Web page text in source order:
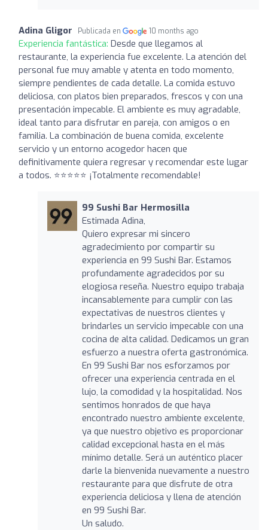
Adina Gligor Publicada en 10 months ago
Experiencia fantástica: Desde que llegamos al
restaurante, la experiencia fue excelente. La atención del
personal fue muy amable y atenta en todo momento,
siempre pendientes de cada detalle. La comida estuvo
deliciosa, con platos bien preparados, frescos y con una
presentación impecable. El ambiente es muy agradable,
ideal tanto para disfrutar en pareja, con amigos o en
familia. La combinación de buena comida, excelente
servicio y un entorno acogedor hacen que
definitivamente quiera regresar y recomendar este lugar
a todos. ⭐️⭐️⭐️⭐️⭐️ ¡Totalmente recomendable!
99 Sushi Bar Hermosilla
Estimada Adina,
Quiero expresar mi sincero
agradecimiento por compartir su
experiencia en 99 Sushi Bar. Estamos
profundamente agradecidos por su
elogiosa reseña. Nuestro equipo trabaja
incansablemente para cumplir con las
expectativas de nuestros clientes y
brindarles un servicio impecable con una
cocina de alta calidad. Dedicamos un gran
esfuerzo a nuestra oferta gastronómica.
En 99 Sushi Bar nos esforzamos por
ofrecer una experiencia centrada en el
lujo, la comodidad y la hospitalidad. Nos
sentimos honrados de que haya
encontrado nuestro ambiente excelente,
ya que nuestro objetivo es proporcionar
calidad excepcional hasta en el más
mínimo detalle. Será un auténtico placer
darle la bienvenida nuevamente a nuestro
restaurante para que disfrute de otra
experiencia deliciosa y llena de atención
en 99 Sushi Bar.
Un saludo.